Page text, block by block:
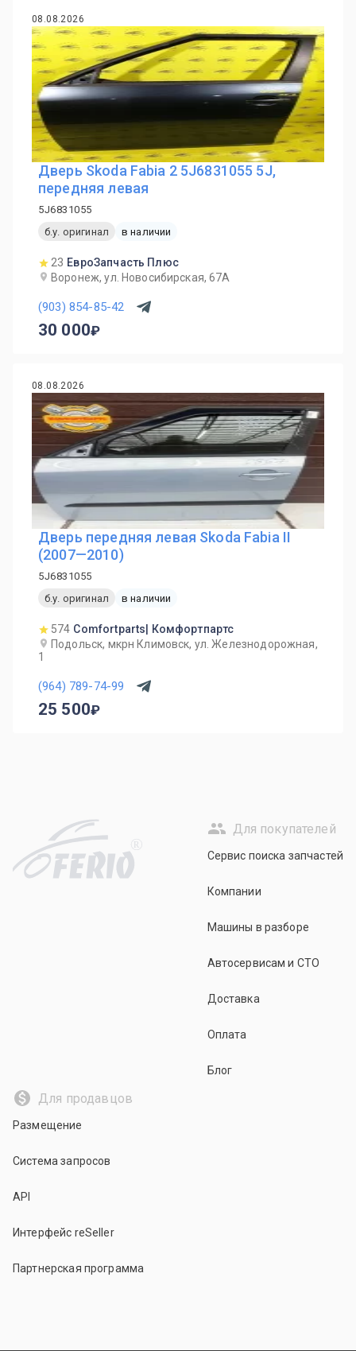
08.08.2026
Дверь Skoda Fabia 2 5J6831055 5J,
передняя левая
5J6831055
б.у. оригинал
в наличии
23 ЕвроЗапчасть Плюс
Воронеж, ул. Новосибирская, 67А
(903) 854-85-42
30 000
08.08.2026
Дверь передняя левая Skoda Fabia II
(2007—2010)
5J6831055
б.у. оригинал
в наличии
574 Comfortparts| Комфортпартс
Подольск, мкрн Климовск, ул. Железнодорожная,
1
(964) 789-74-99
25 500
R
Для покупателей
Сервис поиска запчастей
Компании
Машины в разборе
Автосервисам и СТО
Доставка
Оплата
Блог
Для продавцов
Размещение
Система запросов
API
Интерфейс reSeller
Партнерская программа